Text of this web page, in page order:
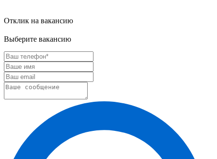
Отклик на вакансию
Выберите вакансию